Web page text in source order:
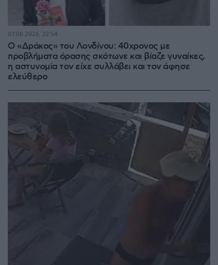
Ο «Δράκος» του Λονδίνου: 40χρονος με
προβλήματα όρασης σκότωνε και βίαζε γυναίκες,
η αστυνομία τον είχε συλλάβει και τον άφησε
ελεύθερο
07.08.2026, 22:54